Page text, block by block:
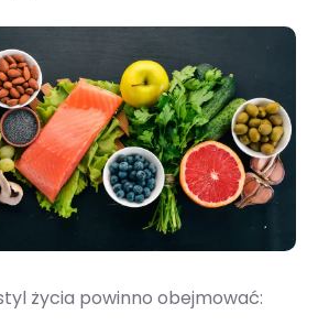
życia powinno obejmować: